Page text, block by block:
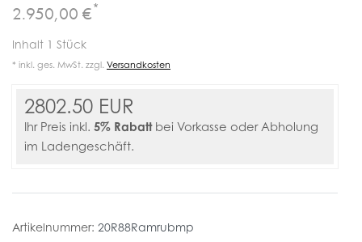
2.950,00 €*
Inhalt 1 Stück
* inkl. ges. MwSt. zzgl. Versandkosten
2802.50 EUR
Ihr Preis inkl. 5% Rabattbei Vorkasse oder Abholung
im Ladengeschäft.
Artikelnummer: 20R88Ramrubmp